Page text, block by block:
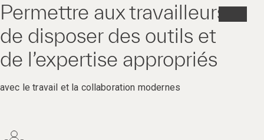
Permettre aux travailleurs
de disposer des outils et
de l’expertise appropriés
avec le travail et la collaboration modernes